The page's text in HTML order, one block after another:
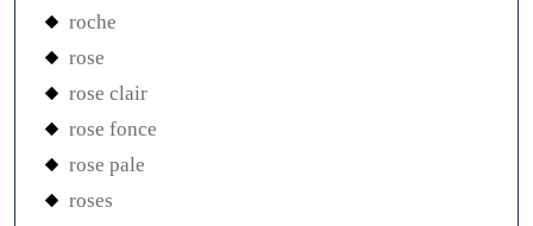
roche
rose
rose clair
rose fonce
rose pale
roses